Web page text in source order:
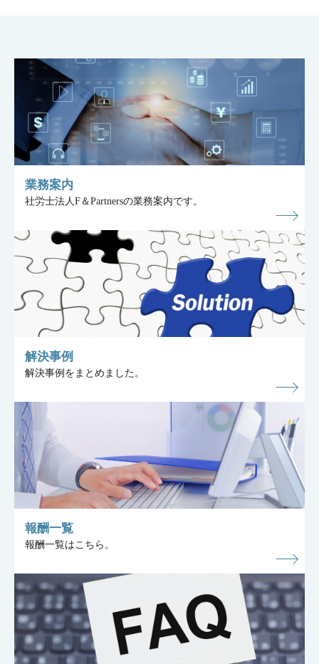
業務案内
社労士法人F＆Partnersの業務案内です。
解決事例
解決事例をまとめました。
報酬一覧
報酬一覧はこちら。